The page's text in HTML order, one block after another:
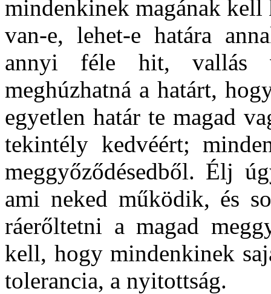
mindenkinek magának kell
van-e, lehet-e határa
annyi féle hit, vallás
meghúzhatná a határt,
egyetlen határ te magad
tekintély kedvéért;
meggyőződésedből. Élj
ami neked működik, és
ráerőltetni a magad
kell, hogy mindenkinek
tolerancia, a nyitottság.